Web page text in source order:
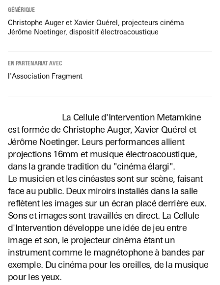
GÉNÉRIQUE
Christophe Auger et Xavier Quérel, projecteurs cinéma
Jérôme Noetinger, dispositif électroacoustique
EN PARTENARIAT AVEC
l'Association Fragment
La Cellule d'Intervention Metamkine
est formée de Christophe Auger, Xavier Quérel et
Jérôme Noetinger. Leurs performances allient
projections 16mm et musique électroacoustique,
dans la grande tradition du "cinéma élargi".
Le musicien et les cinéastes sont sur scène, faisant
face au public. Deux miroirs installés dans la salle
reflètent les images sur un écran placé derrière eux.
Sons et images sont travaillés en direct. La Cellule
d'Intervention développe une idée de jeu entre
image et son, le projecteur cinéma étant un
instrument comme le magnétophone à bandes par
exemple. Du cinéma pour les oreilles, de la musique
pour les yeux.